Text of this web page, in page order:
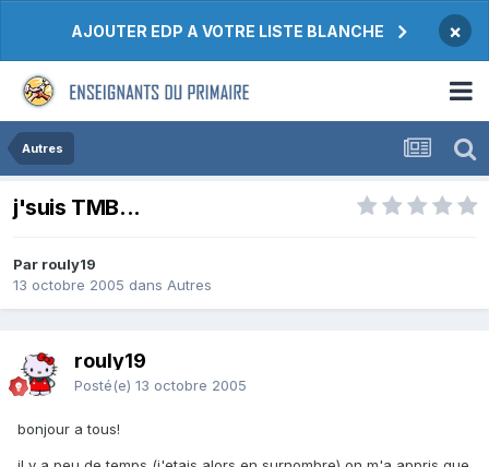
AJOUTER EDP A VOTRE LISTE BLANCHE ×
Autres
j'suis TMB...
Par rouly19
13 octobre 2005 dans Autres
rouly19
Posté(e) 13 octobre 2005
bonjour a tous!